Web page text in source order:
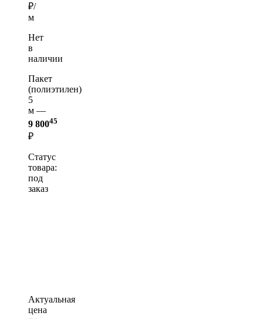
₽/
м
Нет
в
наличии
Пакет
(полиэтилен)
5
м —
9 80045
₽
Статус
товара:
под
заказ
Актуальная
цена